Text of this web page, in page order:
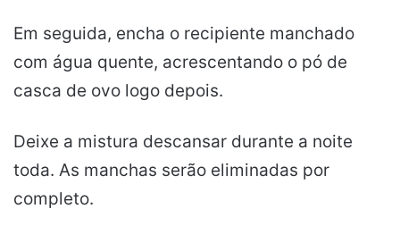
Em seguida, encha o recipiente manchado
com água quente, acrescentando o pó de
casca de ovo logo depois.
Deixe a mistura descansar durante a noite
toda. As manchas serão eliminadas por
completo.